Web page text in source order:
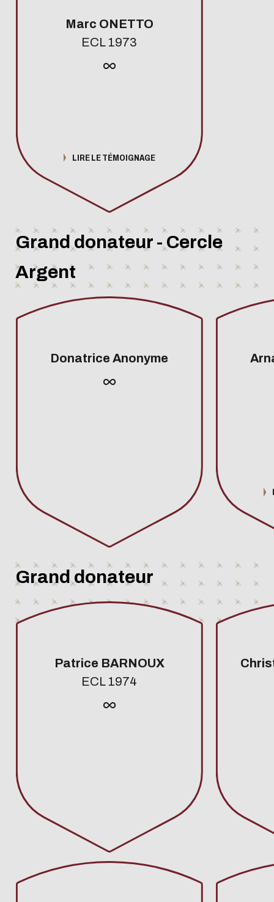
Marc ONETTO
ECL 1973
LIRE LE TÉMOIGNAGE
Grand donateur - Cercle
Argent
Donatrice Anonyme
Grand donateur
Patrice BARNOUX
ECL 1974